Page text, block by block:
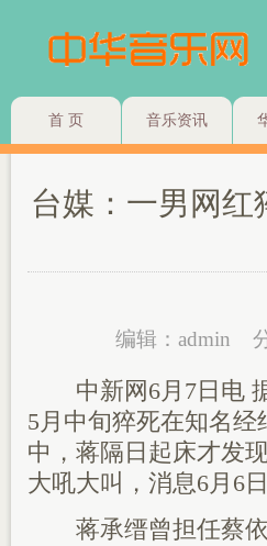
首 页 音乐资讯
台媒：一男网红
编辑：admin
中新网6月7日电 据
5月中旬猝死在知名
中，蒋隔日起床才发
大吼大叫，消息6月6
蒋承缙曾担任蔡依